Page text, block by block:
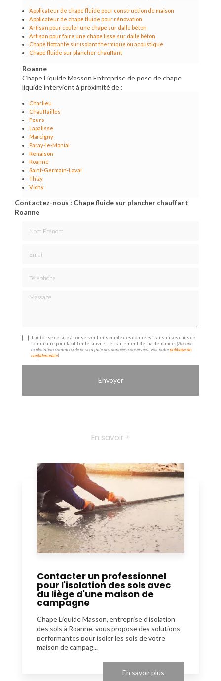
Applicateur de chape fluide pour construction de maison
Applicateur de chape fluide pour rénovation
Artisan pour couler une chape sur dalle béton
Artisan pour faire une chape lisse sur dalle béton
Chape flottante sur isolant thermique ou acoustique
Chape fluide sur plancher chauffant
Roanne
Chape Liquide Masson Entreprise de pose de chape
liquide intervient à proximité de :
Charlieu
Chauffailles
Feurs
Lapalisse
Marcigny
Paray-le-Monial
Renaison
Roanne
Saint-Germain-Laval
Thizy
Vichy
Contactez-nous : Chape fluide sur plancher chauffant
Roanne
Message
J'autorise ce site à conserver l'ensemble des données transmises dans ce
formulaire pour faciliter le suivi et le traitement de ma demande.(Aucune
exploitation commerciale ne sera faite des données conservées. Voir notrepolitique de
confidentialité)
En savoir +
Contacter un professionnel
pour l'isolation des sols avec
du liège d'une maison de
campagne
Chape Liquide Masson, entreprise d’isolation
des sols à Roanne, vous propose des solutions
performantes pour isoler les sols de votre
maison de campag...
En savoir plus